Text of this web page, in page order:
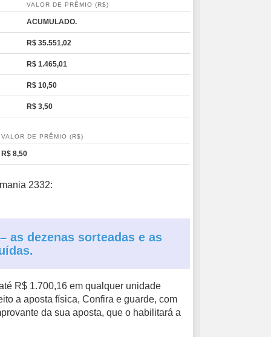
VALOR DE PRÊMIO (R$)
ACUMULADO.
R$ 35.551,02
R$ 1.465,01
R$ 10,50
R$ 3,50
VALOR DE PRÊMIO (R$)
R$ 8,50
2332:
as dezenas sorteadas e as
R$ 1.700,16 em qualquer unidade
a aposta física, Confira e guarde, com
da sua aposta, que o habilitará a